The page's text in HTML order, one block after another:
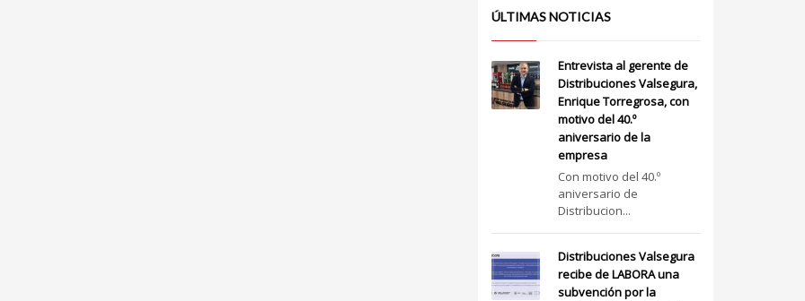
ÚLTIMAS NOTICIAS
Entrevista al gerente de
Distribuciones Valsegura,
Enrique Torregrosa, con
motivo del 40.º
aniversario de la
empresa
Con motivo del 40.º
aniversario de
Distribucion...
Distribuciones Valsegura
recibe de LABORA una
subvención por la